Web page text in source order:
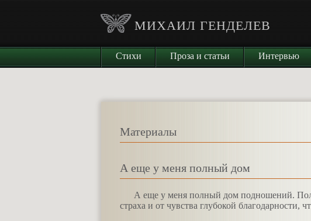
МИХАИЛ ГЕНДЕЛЕВ
Стихи Проза и статьи Интервью
Материалы
А еще у меня полный дом
А еще у меня полный дом подношений.
страха и от чувства глубокой благодарности,